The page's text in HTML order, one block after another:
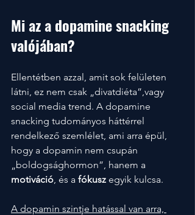
Mi az a dopamine snacking
valójában?
Ellentétben azzal, amit sok felületen
látni, ez nem csak „divatdiéta”,vagy
social media trend. A dopamine
snacking tudományos háttérrel
rendelkező szemlélet, ami arra épül,
hogy a dopamin nem csupán
„boldogsághormon”, hanem a
motiváció, és a fókusz egyik kulcsa.
A dopamin szintje hatással van arra,